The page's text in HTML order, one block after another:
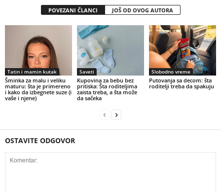
POVEZANI ČLANCI JOŠ OD OVOG AUTORA
Tatin i mamin kutak
Šminka za malu i veliku
maturu: šta je primereno
i kako da izbegnete suze (i
vaše i njene)
Saveti
Kupovina za bebu bez
pritiska: Šta roditeljima
zaista treba, a šta može
da sačeka
Slobodno vreme
Putovanja sa decom: šta
roditelji treba da spakuju
OSTAVITE ODGOVOR